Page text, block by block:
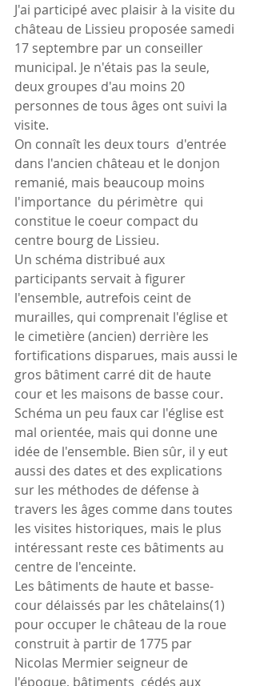
J'ai participé avec plaisir à la visite du
château de Lissieu proposée samedi
17 septembre par un conseiller
municipal. Je n'étais pas la seule,
deux groupes d'au moins 20
personnes de tous âges ont suivi la
visite.
On connaît les deux tours  d'entrée
dans l'ancien château et le donjon
remanié, mais beaucoup moins
l'importance  du périmètre  qui
constitue le coeur compact du
centre bourg de Lissieu.
Un schéma distribué aux
participants servait à figurer
l'ensemble, autrefois ceint de
murailles, qui comprenait l'église et
le cimetière (ancien) derrière les
fortifications disparues, mais aussi le
gros bâtiment carré dit de haute
cour et les maisons de basse cour.
Schéma un peu faux car l'église est
mal orientée, mais qui donne une
idée de l'ensemble. Bien sûr, il y eut
aussi des dates et des explications
sur les méthodes de défense à
travers les âges comme dans toutes
les visites historiques, mais le plus
intéressant reste ces bâtiments au
centre de l'enceinte.
Les bâtiments de haute et basse-
cour délaissés par les châtelains(1)
pour occuper le château de la roue
construit à partir de 1775 par
Nicolas Mermier seigneur de
l'époque, bâtiments  cédés aux